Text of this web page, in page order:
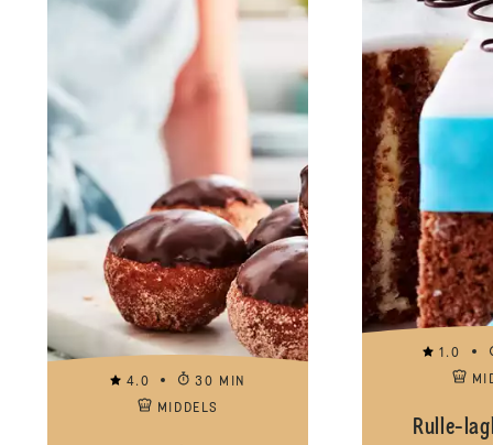
4.0
30 MIN
MIDDELS
1.0
Rulle-